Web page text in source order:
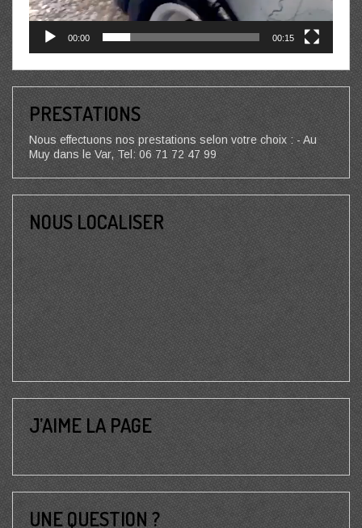
00:00 00:15
PRESTATIONS
Nous effectuons nos prestations selon votre choix : - Au
Muy dans le Var, Tel: 06 71 72 47 99
NOUS LOCALISER
J’AIME LA PAGE
UNE QUESTION ?